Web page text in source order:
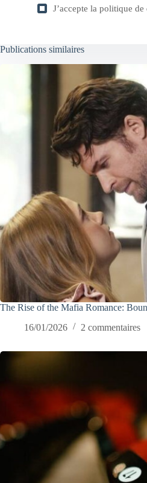
J’accepte la politique de
Publications similaires
The Rise of the Mafia Romance:
16/01/2026
2 commentaires